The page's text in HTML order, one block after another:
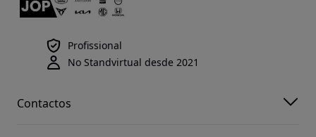
Profissional
No Standvirtual desde 2021
Contactos